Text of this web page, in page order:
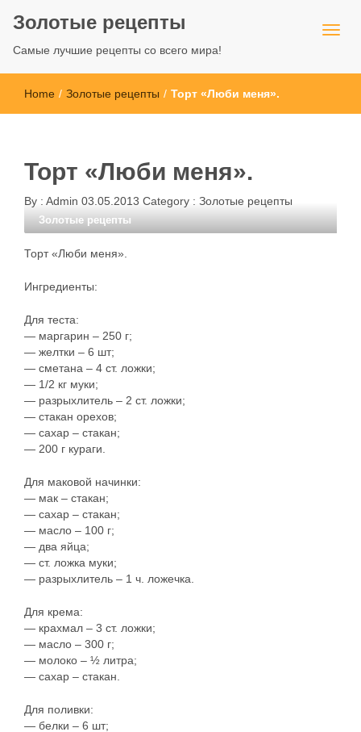
Золотые рецепты
Самые лучшие рецепты со всего мира!
Home / Золотые рецепты / Торт «Люби меня».
Торт «Люби меня».
By : Admin 03.05.2013 Category : Золотые рецепты
Золотые рецепты
Торт «Люби меня».
Ингредиенты:
Для теста:
— маргарин – 250 г;
— желтки – 6 шт;
— сметана – 4 ст. ложки;
— 1/2 кг муки;
— разрыхлитель – 2 ст. ложки;
— стакан орехов;
— сахар – стакан;
— 200 г кураги.
Для маковой начинки:
— мак – стакан;
— сахар – стакан;
— масло – 100 г;
— два яйца;
— ст. ложка муки;
— разрыхлитель – 1 ч. ложечка.
Для крема:
— крахмал – 3 ст. ложки;
— масло – 300 г;
— молоко – ½ литра;
— сахар – стакан.
Для поливки:
— белки – 6 шт;